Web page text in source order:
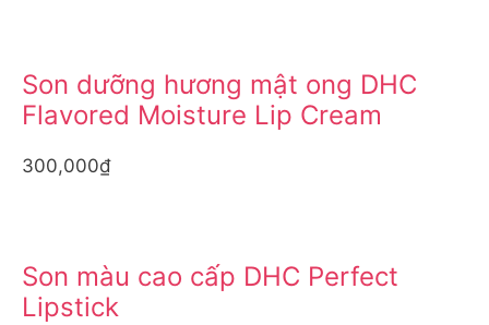
Son dưỡng hương mật ong DHC
Flavored Moisture Lip Cream
300,000₫
Son màu cao cấp DHC Perfect
Lipstick